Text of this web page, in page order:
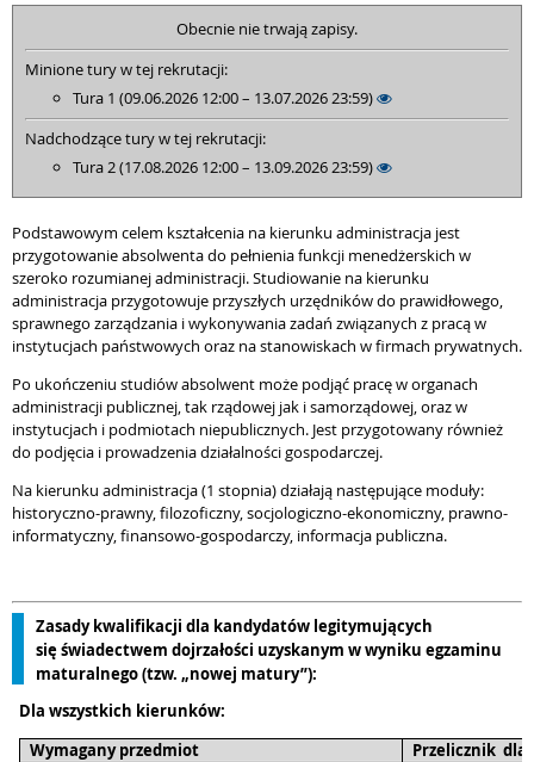
Obecnie nie trwają zapisy.
Minione tury w tej rekrutacji:
Tura 1 (09.06.2026 12:00 – 13.07.2026 23:59)
Nadchodzące tury w tej rekrutacji:
Tura 2 (17.08.2026 12:00 – 13.09.2026 23:59)
Podstawowym celem kształcenia na kierunku administracja jest
przygotowanie absolwenta do pełnienia funkcji menedżerskich w
szeroko rozumianej administracji. Studiowanie na kierunku
administracja przygotowuje przyszłych urzędników do prawidłowego,
sprawnego zarządzania i wykonywania zadań związanych z pracą w
instytucjach państwowych oraz na stanowiskach w firmach prywatnych.
Po ukończeniu studiów absolwent może podjąć pracę w organach
administracji publicznej, tak rządowej jak i samorządowej, oraz w
instytucjach i podmiotach niepublicznych. Jest przygotowany również
do podjęcia i prowadzenia działalności gospodarczej.
Na kierunku administracja (1 stopnia) działają następujące moduły:
historyczno-prawny, filozoficzny, socjologiczno-ekonomiczny, prawno-
informatyczny, finansowo-gospodarczy, informacja publiczna.
Zasady kwalifikacji dla kandydatów legitymujących
się świadectwem dojrzałości uzyskanym w wyniku egzaminu
maturalnego (tzw. „nowej matury”):
Dla wszystkich kierunków:
Wymagany przedmiot
Przelicznik dla